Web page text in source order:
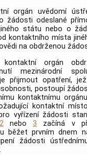
orgán uvědomí
žádosti odeslané
státu nebo o
kontaktního místa
na obdrženou
kontaktní orgán
mezinárodní
přijmout opatření,
postoupí
kontaktnímu
kontaktní
vyřízení žádosti
nebo3 začíná v
běžet prvním dnem
žádosti